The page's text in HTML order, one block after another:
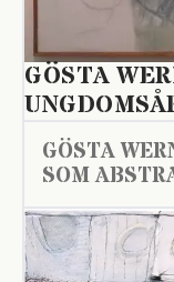
GÖSTA
GÖSTA
SOM